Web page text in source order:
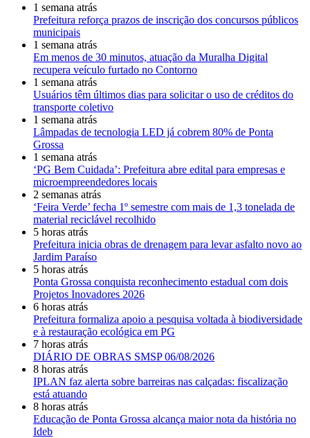
1 semana atrás
Prefeitura reforça prazos de inscrição dos concursos públicos
municipais
1 semana atrás
Em menos de 30 minutos, atuação da Muralha Digital
recupera veículo furtado no Contorno
1 semana atrás
Usuários têm últimos dias para solicitar o uso de créditos do
transporte coletivo
1 semana atrás
Lâmpadas de tecnologia LED já cobrem 80% de Ponta
Grossa
1 semana atrás
‘PG Bem Cuidada’: Prefeitura abre edital para empresas e
microempreendedores locais
2 semanas atrás
‘Feira Verde’ fecha 1º semestre com mais de 1,3 tonelada de
material reciclável recolhido
5 horas atrás
Prefeitura inicia obras de drenagem para levar asfalto novo ao
Jardim Paraíso
5 horas atrás
Ponta Grossa conquista reconhecimento estadual com dois
Projetos Inovadores 2026
6 horas atrás
Prefeitura formaliza apoio a pesquisa voltada à biodiversidade
e à restauração ecológica em PG
7 horas atrás
DIÁRIO DE OBRAS SMSP 06/08/2026
8 horas atrás
IPLAN faz alerta sobre barreiras nas calçadas: fiscalização
está atuando
8 horas atrás
Educação de Ponta Grossa alcança maior nota da história no
Ideb